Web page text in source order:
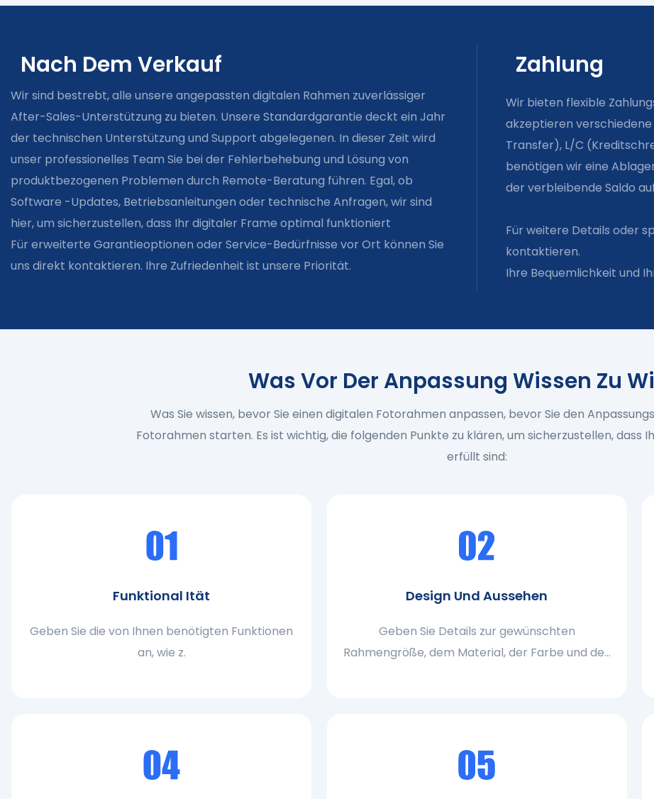
Nach Dem Verkauf
Wir sind bestrebt, alle unsere angepassten digitalen Rahmen zuverlässiger
After-Sales-Unterstützung zu bieten. Unsere Standardgarantie deckt ein Jahr
der technischen Unterstützung und Support abgelegenen. In dieser Zeit wird
unser professionelles Team Sie bei der Fehlerbehebung und Lösung von
produktbezogenen Problemen durch Remote-Beratung führen. Egal, ob
Software -Updates, Betriebsanleitungen oder technische Anfragen, wir sind
hier, um sicherzustellen, dass Ihr digitaler Frame optimal funktioniert
Für erweiterte Garantieoptionen oder Service-Bedürfnisse vor Ort können Sie
uns direkt kontaktieren. Ihre Zufriedenheit ist unsere Priorität.
Zahlung
Wir bieten flexible
akzeptieren
Transfer), L/C
benötigen wir eine
der verbleibende Saldo
Für weitere Details oder
kontaktieren.
Ihre Bequemlichkeit und
Was Vor Der Anpassung Wissen Zu
Was Sie wissen, bevor Sie einen digitalen Fotorahmen anpassen, bevor Sie den
Fotorahmen starten. Es ist wichtig, die folgenden Punkte zu klären, um sicherzustellen, dass
erfüllt sind:
Funktional Ität
Geben Sie die von Ihnen benötigten Funktionen
an, wie z.
Design Und Aussehen
Geben Sie Details zur gewünschten
Rahmengröße, dem Material, der Farbe und des